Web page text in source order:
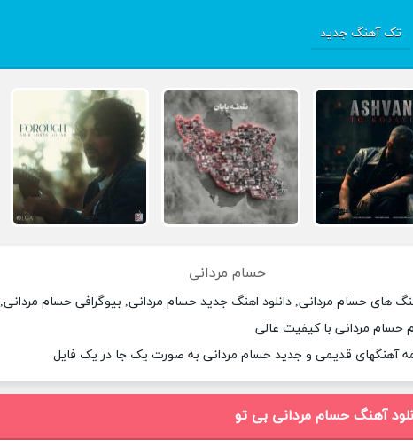
تک آهنگ جدید
حسام مردانی
های حسام مردانی, دانلود اهنگ جدید حسام مردانی, بیوگرافی حسام مردانی,
حسام مردانی با کیفیت عالی
آهنگهای قدیمی و جدید حسام مردانی به صورت یک جا در یک فایل
آهنگ حسام مردانی بی تو